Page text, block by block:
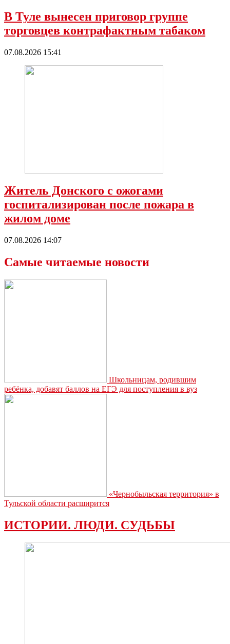
В Туле вынесен приговор группе
торговцев контрафактным табаком
07.08.2026 15:41
Житель Донского с ожогами
госпитализирован после пожара в
жилом доме
07.08.2026 14:07
Самые читаемые новости
Школьницам, родившим
ребёнка, добавят баллов на ЕГЭ для поступления в вуз
«Чернобыльская территория» в
Тульской области расширится
ИСТОРИИ. ЛЮДИ. СУДЬБЫ